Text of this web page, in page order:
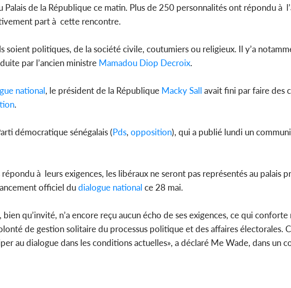
Palais de la République ce matin. Plus de 250 personnalités ont répondu à
part à cette rencontre.
soient politiques, de la société civile, coutumiers ou religieux. Il y’a
par l’ancien ministre Mamadou Diop Decroix.
national, le président de la République Macky Sall avait fini par faire des
.
démocratique sénégalais (Pds, opposition), qui a publié lundi un
répondu à leurs exigences, les libéraux ne seront pas représentés au palais
officiel dudialogue national ce 28 mai.
, bien qu’invité, n’a encore reçu aucun écho de ses exigences, ce qui
de gestion solitaire du processus politique et des affaires électorales.
au dialogue dans les conditions actuelles», a déclaré Me Wade, dans un
tragiques à